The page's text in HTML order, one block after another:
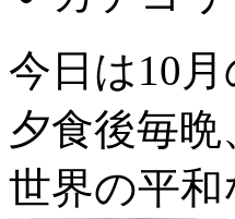
今日は10
夕食後毎
世界の平